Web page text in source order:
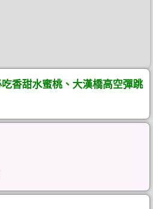
吃香甜水蜜桃、大漢橋高空彈跳